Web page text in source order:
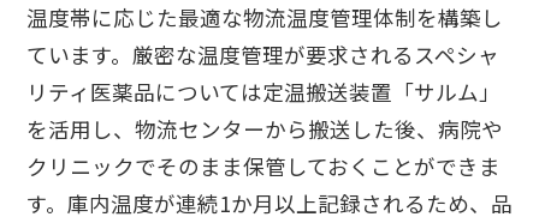
温度帯に応じた最適な物流温度管理体制を構築し
ています。厳密な温度管理が要求されるスペシャ
リティ医薬品については定温搬送装置「サルム」
を活用し、物流センターから搬送した後、病院や
クリニックでそのまま保管しておくことができま
す。庫内温度が連続1か月以上記録されるため、品